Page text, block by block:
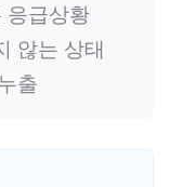
응급상황
않는 상태
출